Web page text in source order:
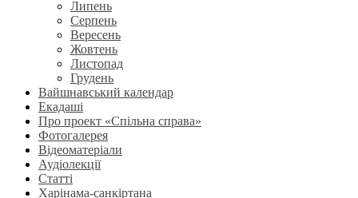
Липень
Серпень
Вересень
Жовтень
Листопад
Грудень
Вайшнавський календар
Екадаші
Про проект «Спільна справа»
Фотогалерея
Відеоматеріали
Аудіолекції
Статті
Харінама-санкіртана